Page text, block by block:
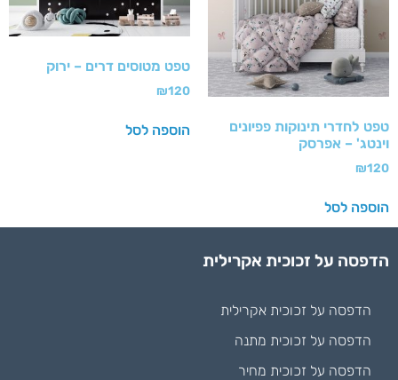
טפט לחדרי תינוקות פפיונים
וינטג' – אפרסק
₪120
הוספה לסל
טפט מטוסים דרים – ירוק
₪120
הוספה לסל
הדפסה על זכוכית אקרילית
הדפסה על זכוכית אקרילית
הדפסה על זכוכית מתנה
הדפסה על זכוכית מחיר